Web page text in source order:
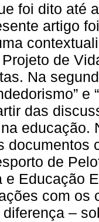
foi dito até
artigo
de
Na
das
educação.
documentos
de
e Educação
com os
–